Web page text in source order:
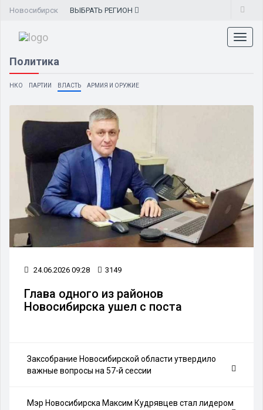
Новосибирск ВЫБРАТЬ РЕГИОН
Политика
НКО ПАРТИИ ВЛАСТЬ АРМИЯ И ОРУЖИЕ
24.06.2026 09:28 3149
Глава одного из районов
Новосибирска ушел с поста
Заксобрание Новосибирской области утвердило
важные вопросы на 57-й сессии
Мэр Новосибирска Максим Кудрявцев стал лидером